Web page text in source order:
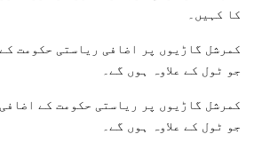
کا کہیں۔
کمرشل گاڑیوں پر اضافی ریاستی حکومت
جو ٹول کے علاوہ ہوں گے۔
کمرشل گاڑیوں پر ریاستی حکومت کے
جو ٹول کے علاوہ ہوں گے۔